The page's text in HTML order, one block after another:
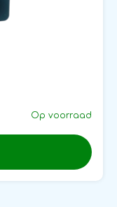
Op voorraad